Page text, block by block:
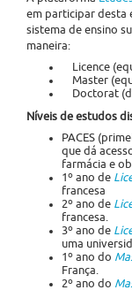
em participar desta
sistema de ensino
maneira:
Licence
Master
Doctorat
Níveis de estudos
PACES
que dá
farmácia e
1º ano de
francesa
2º ano de
francesa.
3º ano de
uma
1º ano do
França.
2º ano do